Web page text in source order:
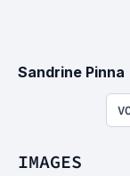
Sandrine Pinna
IMAGES